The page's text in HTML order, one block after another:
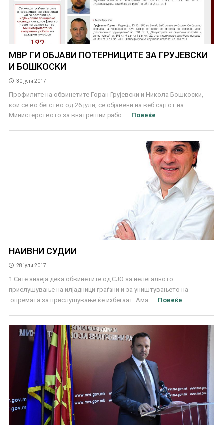
МВР ГИ ОБЈАВИ ПОТЕРНИЦИТЕ ЗА ГРУЈЕВСКИ
И БОШКОСКИ
30 јули 2017
Профилите на обвинетите Горан Грујевски и Никола Бошкоски,
кои се во бегство од 26 јули, се објавени на веб сајтот на
Министерството за внатрешни рабо ...
Повеќе
НАИВНИ СУДИИ
28 јули 2017
1 Сите знаеја дека обвинетите од СЈО за нелегалното
прислушување на илјадници граѓани и за уништувањето на
опремата за прислушување ќе избегаат. Ама ...
Повеќе